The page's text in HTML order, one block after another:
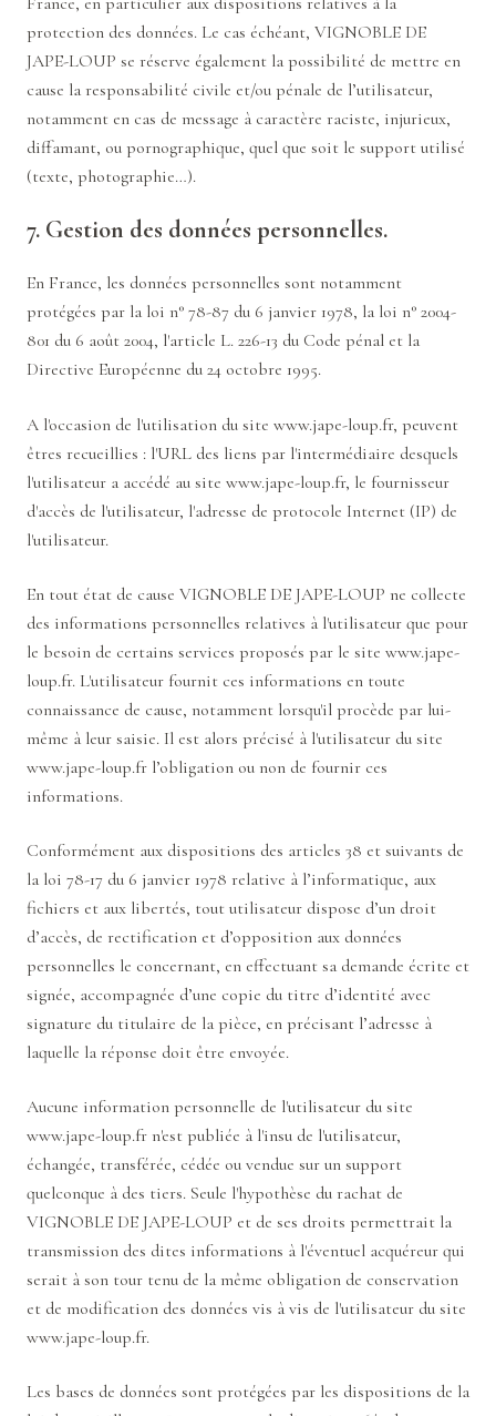
protection des données. Le cas échéant, VIGNOBLE DE
JAPE-LOUP se réserve également la possibilité de mettre en
cause la responsabilité civile et/ou pénale de l’utilisateur,
notamment en cas de message à caractère raciste, injurieux,
diffamant, ou pornographique, quel que soit le support utilisé
(texte, photographie…).
7. Gestion des données personnelles.
En France, les données personnelles sont notamment
protégées par la loi n° 78-87 du 6 janvier 1978, la loi n° 2004-
801 du 6 août 2004, l'article L. 226-13 du Code pénal et la
Directive Européenne du 24 octobre 1995.
A l'occasion de l'utilisation du site www.jape-loup.fr, peuvent
êtres recueillies : l'URL des liens par l'intermédiaire desquels
l'utilisateur a accédé au site www.jape-loup.fr, le fournisseur
d'accès de l'utilisateur, l'adresse de protocole Internet (IP) de
l'utilisateur.
En tout état de cause VIGNOBLE DE JAPE-LOUP ne collecte
des informations personnelles relatives à l'utilisateur que pour
le besoin de certains services proposés par le site www.jape-
loup.fr. L'utilisateur fournit ces informations en toute
connaissance de cause, notamment lorsqu'il procède par lui-
même à leur saisie. Il est alors précisé à l'utilisateur du site
www.jape-loup.fr l’obligation ou non de fournir ces
informations.
Conformément aux dispositions des articles 38 et suivants de
la loi 78-17 du 6 janvier 1978 relative à l’informatique, aux
fichiers et aux libertés, tout utilisateur dispose d’un droit
d’accès, de rectification et d’opposition aux données
personnelles le concernant, en effectuant sa demande écrite et
signée, accompagnée d’une copie du titre d’identité avec
signature du titulaire de la pièce, en précisant l’adresse à
laquelle la réponse doit être envoyée.
Aucune information personnelle de l'utilisateur du site
www.jape-loup.fr n'est publiée à l'insu de l'utilisateur,
échangée, transférée, cédée ou vendue sur un support
quelconque à des tiers. Seule l'hypothèse du rachat de
VIGNOBLE DE JAPE-LOUP et de ses droits permettrait la
transmission des dites informations à l'éventuel acquéreur qui
serait à son tour tenu de la même obligation de conservation
et de modification des données vis à vis de l'utilisateur du site
www.jape-loup.fr.
Les bases de données sont protégées par les dispositions de la